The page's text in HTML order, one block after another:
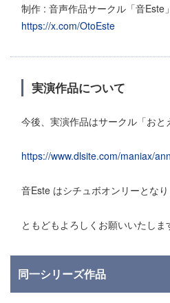
制作 : 音声作品サークル「音Este」
https://x.com/OtoEste
実演作品について
今後、実演作品はサークル「お
https://www.dlsite.com/maniax/
音Este はシチュボオンリーとなり
ともどもよろしくお願いいたしま
同一シリーズ作品